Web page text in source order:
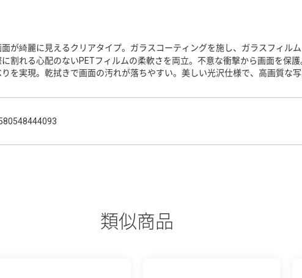
面が綺麗に見えるクリアタイプ。ガラスコーティングを施し、ガラスフィル
に割れる心配のないPETフィルムの柔軟さを両立。不意な衝撃から画面を保
りを実現。乾拭きで画面の汚れが落ちやすい。美しい光沢仕様で、高画質な写
類似商品